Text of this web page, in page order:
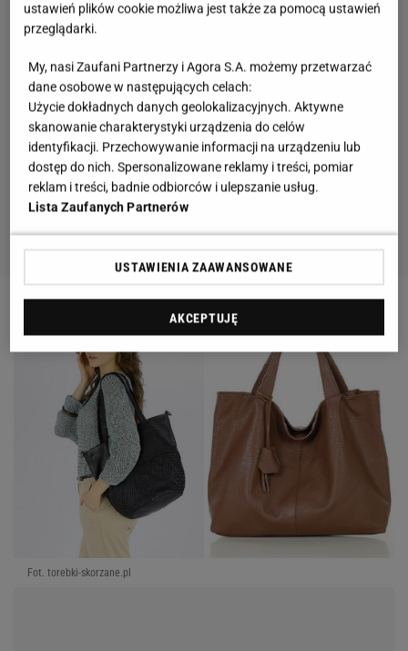
Fot. torebki-skorzane.pl
ustawień plików cookie możliwa jest także za pomocą ustawień
przeglądarki.
My, nasi Zaufani Partnerzy i Agora S.A. możemy przetwarzać
dane osobowe w następujących celach:
Użycie dokładnych danych geolokalizacyjnych. Aktywne
skanowanie charakterystyki urządzenia do celów
identyfikacji. Przechowywanie informacji na urządzeniu lub
dostęp do nich. Spersonalizowane reklamy i treści, pomiar
reklam i treści, badnie odbiorców i ulepszanie usług.
Lista Zaufanych Partnerów
USTAWIENIA ZAAWANSOWANE
AKCEPTUJĘ